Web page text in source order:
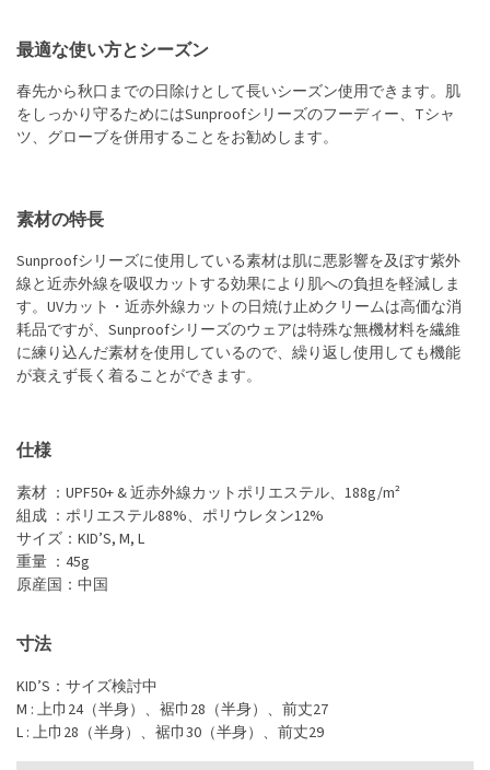
最適な使い方とシーズン
春先から秋口までの日除けとして長いシーズン使用できます。肌
をしっかり守るためにはSunproofシリーズのフーディー、Tシャ
ツ、グローブを併用することをお勧めします。
素材の特長
Sunproofシリーズに使用している素材は肌に悪影響を及ぼす紫外
線と近赤外線を吸収カットする効果により肌への負担を軽減しま
す。UVカット・近赤外線カットの日焼け止めクリームは高価な消
耗品ですが、Sunproofシリーズのウェアは特殊な無機材料を繊維
に練り込んだ素材を使用しているので、繰り返し使用しても機能
が衰えず長く着ることができます。
仕様
素材 ：UPF50+ & 近赤外線カットポリエステル、188g/m²
組成 ：ポリエステル88%、ポリウレタン12%
サイズ：KID’S, M, L
重量 ：45g
原産国：中国
寸法
KID’S：サイズ検討中
M : 上巾24（半身）、裾巾28（半身）、前丈27
L : 上巾28（半身）、裾巾30（半身）、前丈29